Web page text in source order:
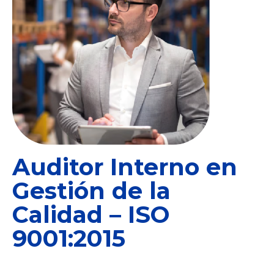
Auditor Interno en
Gestión de la
Calidad – ISO
9001:2015